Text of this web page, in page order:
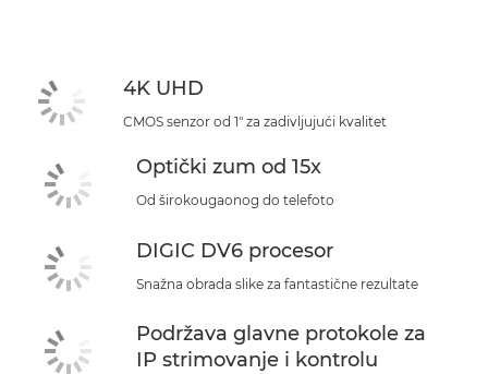
4K UHD
CMOS senzor od 1" za zadivljujući kvalitet
Optički zum od 15x
Od širokougaonog do telefoto
DIGIC DV6 procesor
Snažna obrada slike za fantastične rezultate
Podržava glavne protokole za
IP strimovanje i kontrolu